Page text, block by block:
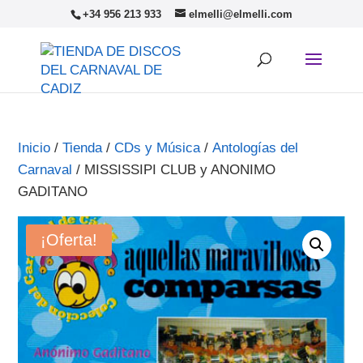
+34 956 213 933 elmelli@elmelli.com
Inicio /Tienda/CDs y Música/Antologías del
Carnaval / MISSISSIPI CLUB y ANONIMO
GADITANO
¡Oferta!